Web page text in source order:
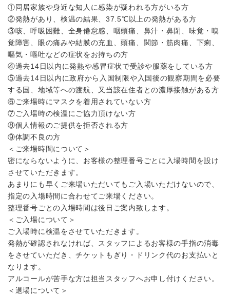
①同居家族や身近な知人に感染が疑われる方がいる方
②発熱があり、検温の結果、37.5℃以上の発熱がある方
③咳、呼吸困難、全身倦怠感、咽頭痛、⿐汁・⿐閉、味覚・嗅
覚障害、眼の痛みや結膜の充血、頭痛、関節・筋肉痛、下痢、
嘔気・嘔吐などの症状をお持ちの方
④過去14日以内に発熱や感冒症状で受診や服薬をしている方
⑤過去14日以内に政府から入国制限や入国後の観察期間を必要
する国、地域等への渡航、又当該在住者との濃厚接触がある方
⑥ご来場時にマスクを着用されていない方
⑦ご入場時の検温にご協力頂けない方
⑧個人情報のご提供を拒否される方
⑨体調不良の方
＜ご来場時間について＞
密にならないように、お客様の整理番号ごとに入場時間を設け
させていただきます。
あまりにも早くご来場いただいてもご入場いただけないので、
指定の入場時間に合わせてご来場ください。
整理番号ごとの入場時間は後日ご案内致します。
＜ご入場について＞
ご入場時に検温をさせていただきます。
発熱が確認されなければ、スタッフによるお客様の手指の消毒
をさせていただき、チケットもぎり・ドリンク代のお支払いと
なります。
アルコールが苦手な方は担当スタッフへお申し付けください。
＜退場について＞